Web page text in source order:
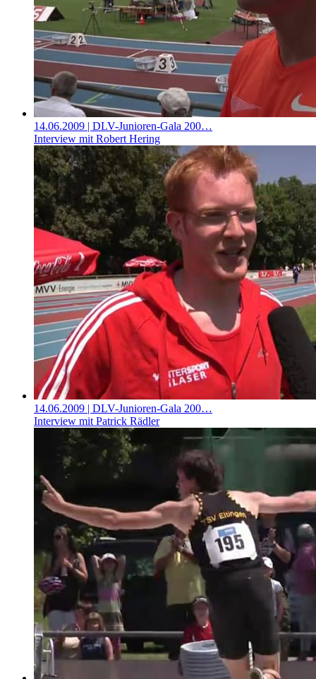
14.06.2009 | DLV-Junioren-Gala 200…
Interview mit Robert Hering
14.06.2009 | DLV-Junioren-Gala 200…
Interview mit Patrick Rädler